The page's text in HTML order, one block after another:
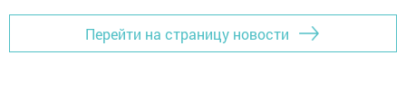
Перейти на страницу новости